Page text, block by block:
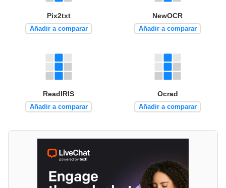
Pix2txt
Añadir a comparar
NewOCR
Añadir a comparar
ReadIRIS
Añadir a comparar
Ocrad
Añadir a comparar